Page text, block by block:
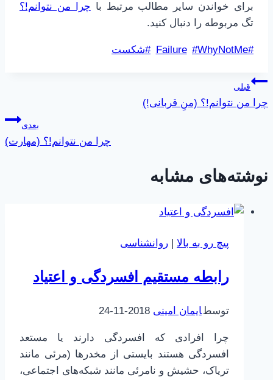
برای خواندن سایر مطالب مرتبط با چرا من نتوانم!؟
تگ مربوطه را دنبال کنید.
برچسب‌های
#
Failure #WhyNotMe
#شکست
راهبری
نوشته
قبلی
چرا من نتوانم!؟ (منِ قربانی!)
بعدی
چرا من نتوانم!؟ (مهارت)
نوشته‌های مشابه
پیچ رو به بالا | روانشناسی
رابطه مستقیم افسردگی و اعتیاد
توسطایمان امینی 2018-11-24
چرا افرادی که افسردگی دارند یا مستعد
افسردگی هستند بایستی از مخدرها (مرئی مانند
تریاک، حشیش و نامرئی مانند شبکه‌های اجتماعی،